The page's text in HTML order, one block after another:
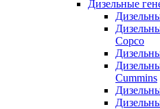
Дизельные
Copco
Cummins